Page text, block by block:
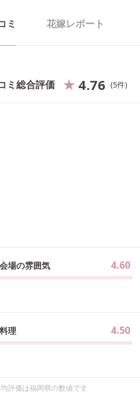
ミ 花嫁レポート
ミ総合評価 4.76 5件
会場の雰囲気 4.60
料理 4.50
評価は福岡県の数値です